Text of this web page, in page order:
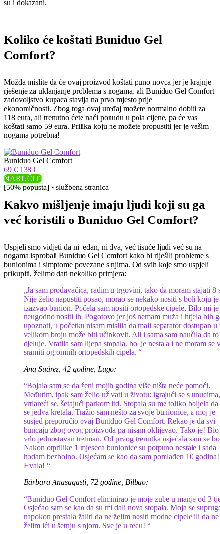
su i dokazani.
Koliko će koštati Buniduo Gel
Comfort?
Možda mislite da će ovaj proizvod koštati puno novca jer je krajnje
rješenje za uklanjanje problema s nogama, ali Buniduo Gel Comfort
zadovoljstvo kupaca stavlja na prvo mjesto prije
ekonomičnosti. Zbog toga ovaj uređaj možete normalno dobiti za
118 eura, ali trenutno ćete naći ponudu u pola cijene, pa će vas
koštati samo 59 eura. Prilika koju ne možete propustiti jer je vašim
nogama potrebna!
Buniduo Gel Comfort
69 € 138 €
NARUČITI
[50% popusta] • službena stranica
Kakvo mišljenje imaju ljudi koji su ga
već koristili o Buniduo Gel Comfort?
Uspjeli smo vidjeti da ni jedan, ni dva, već tisuće ljudi već su na
nogama isprobali Buniduo Gel Comfort kako bi riješili probleme s
bunionima i simptome povezane s njima. Od svih koje smo uspjeli
prikupiti, želimo dati nekoliko primjera:
„Ja sam prodavačica, radim u trgovini, tako da moram stajati 8
Nije želio napustiti posao, morao se nekako nositi s boli koju je
izazvao bunion. Počela sam nositi ortopedske cipele. Bilo mi je
neugodno nositi ih. Pogotovo jer još nemam muža i htjela bih
upoznati, u početku nisam mislila da mali separator dostupan u
velikom broju može biti učinkovit. Ali i sama sam naučila da to
djeluje. Vratila sam lijepa stopala, bol je nestala i ne moram se
sramiti ogromnih ortopedskih cipela. “
Ana Suárez, 42 godine, Lugo:
“Bojala sam se da ženi mojih godina više ništa neće pomoći.
Međutim, ipak sam želio uživati ​​u životu: igrajući se s unucima,
vrtlareći se, šetajući parkom itd. Stopala su me toliko boljela da
se jedva kretala. Tražio sam nešto za svoje bunionice, a moj je
susjed preporučio ovaj Buniduo Gel Comfort. Rekao je da svi
buncaju zbog ovog proizvoda pa nisam oklijevao. Tako je! Bio
vrlo jednostavan tretman. Od prvog trenutka osjećala sam se
Nakon otprilike 1 mjeseca bunionice su potpuno nestale i sada
hodam bezbolno. Osjećam se kao da sam pomlađen 10 godina!
Hvala! “
Bárbara Anasagasti, 72 godine, Bilbao:
“Buniduo Gel Comfort eliminirao je moje zube u manje od 3
Osjećao sam se kao da su mi dali nova stopala. Moja se
napokon prestala žaliti da ne želim nositi modne cipele ili da ne
želim ići u šetnju s njom. Sve je u redu! “